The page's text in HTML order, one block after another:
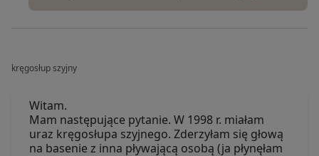
kręgosłup szyjny
Witam.
Mam następujące pytanie. W 1998 r. miałam
uraz kręgosłupa szyjnego. Zderzyłam się głową
na basenie z inna pływającą osobą (ja płynęłam